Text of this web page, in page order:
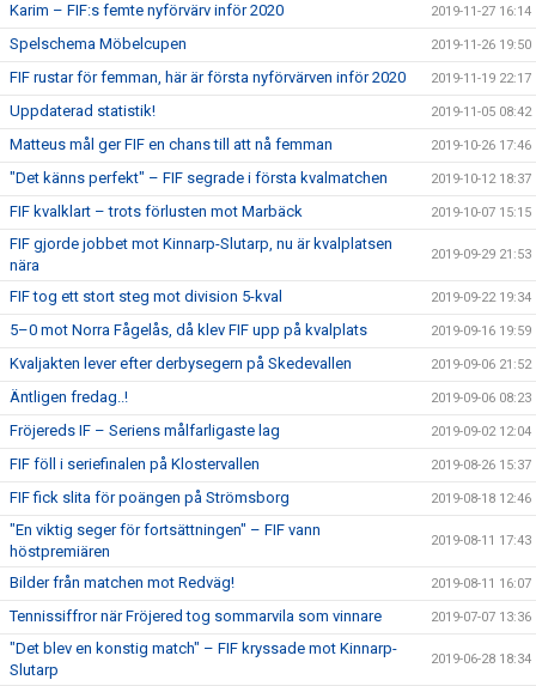
Karim – FIF:s femte nyförvärv inför 2020 2019-11-27 16:14
Spelschema Möbelcupen 2019-11-26 19:50
FIF rustar för femman, här är första nyförvärven inför 2020 2019-11-19 22:17
Uppdaterad statistik! 2019-11-05 08:42
Matteus mål ger FIF en chans till att nå femman 2019-10-26 17:46
"Det känns perfekt" – FIF segrade i första kvalmatchen 2019-10-12 18:37
FIF kvalklart – trots förlusten mot Marbäck 2019-10-07 15:15
FIF gjorde jobbet mot Kinnarp-Slutarp, nu är kvalplatsen
nära
2019-09-29 21:53
FIF tog ett stort steg mot division 5-kval 2019-09-22 19:34
5–0 mot Norra Fågelås, då klev FIF upp på kvalplats 2019-09-16 19:59
Kvaljakten lever efter derbysegern på Skedevallen 2019-09-06 21:52
Äntligen fredag..! 2019-09-06 08:23
Fröjereds IF – Seriens målfarligaste lag 2019-09-02 12:04
FIF föll i seriefinalen på Klostervallen 2019-08-26 15:37
FIF fick slita för poängen på Strömsborg 2019-08-18 12:46
"En viktig seger för fortsättningen" – FIF vann
höstpremiären
2019-08-11 17:43
Bilder från matchen mot Redväg! 2019-08-11 16:07
Tennissiffror när Fröjered tog sommarvila som vinnare 2019-07-07 13:36
"Det blev en konstig match" – FIF kryssade mot Kinnarp-
Slutarp
2019-06-28 18:34